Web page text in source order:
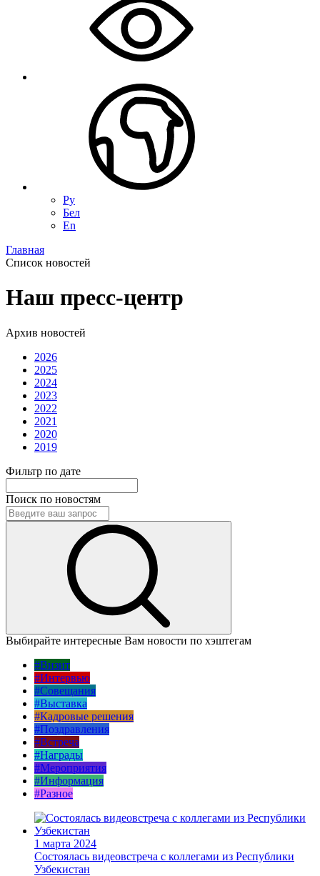
Ру
Бел
En
Главная
Список новостей
Наш пресс-центр
Архив новостей
2026
2025
2024
2023
2022
2021
2020
2019
Фильтр по дате
Поиск по новостям
Выбирайте интересные Вам новости по хэштегам
#Визит
#Интервью
#Совещания
#Выставка
#Кадровые решения
#Поздравления
#Встреча
#Награды
#Мероприятия
#Информация
#Разное
1 марта 2024
Состоялась видеовстреча с коллегами из Республики
Узбекистан